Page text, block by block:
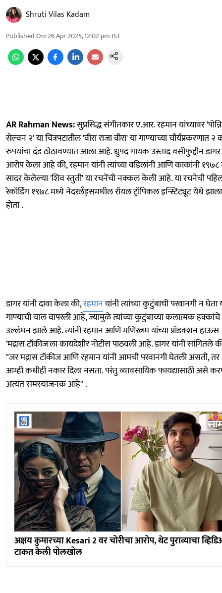
Shruti Vilas Kadam
Published On:26 Apr 2025, 12:02 pm IST
AR Rahman News:सुप्रसिद्ध संगीतकार ए.आर. रहमान यांच्यावर
सेल्वन २' या चित्रपटातील 'वीरा राजा वीरा' या गाण्याच्या चौर्यप्रकरणात २
रुपयांचा दंड ठोठावण्यात आला आहे. ध्रुपद गायक उस्ताद वसीफुद्दीन डागर
आरोप केला आहे की, रहमान यांनी त्यांच्या वडिलांनी आणि काकांनी
सादर केलेल्या 'शिव स्तुती' या रचनेंची नक्कल केली आहे. या रचनेची
रेकॉर्डिंग १९७८ मध्ये नेदरलँड्समधील रॉयल ट्रॉपिकल इन्स्टिट्यूट येथे झाला
होता .
डागर यांनी दावा केला की,रहमानयांनी त्यांच्या कुटुंबाची परवानगी न घेता
गाण्याची चाल वापरली आहे, ज्यामुळे त्यांच्या कुटुंबाच्या कलात्मक हक्कांचे
उल्लंघन झाले आहे. त्यांनी रहमान आणि मणिरत्नम यांच्या प्रॉडक्शन हाऊस
'मद्रास टॉकीज'ला कायदेशीर नोटीस पाठवली आहे. डागर यांनी सांगितले
"जर मद्रास टॉकीज आणि रहमान यांनी आमची परवानगी घेतली असती, तर
आम्ही कधीही नकार दिला नसता. परंतु व्यावसायिक फायद्यासाठी असे
अत्यंत समस्याजनक आहे" .
अक्षय कुमारच्या Kesari 2 वर चोरीचा आरोप, थेट पुराव्याचा
टाकत केली पोलखोल